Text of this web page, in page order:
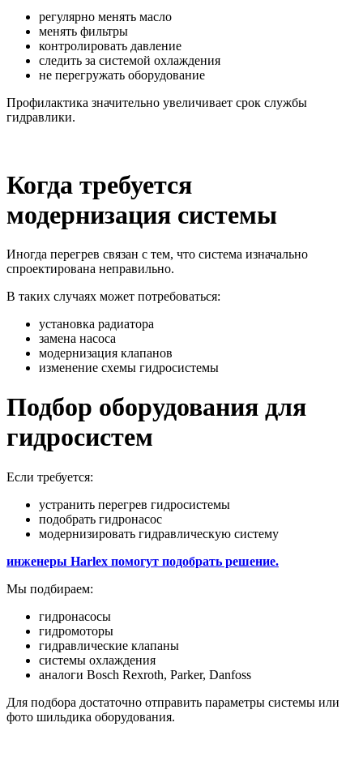
регулярно менять масло
менять фильтры
контролировать давление
следить за системой охлаждения
не перегружать оборудование
Профилактика значительно увеличивает срок службы
гидравлики.
Когда требуется
модернизация системы
Иногда перегрев связан с тем, что система изначально
спроектирована неправильно.
В таких случаях может потребоваться:
установка радиатора
замена насоса
модернизация клапанов
изменение схемы гидросистемы
Подбор оборудования для
гидросистем
Если требуется:
устранить перегрев гидросистемы
подобрать гидронасос
модернизировать гидравлическую систему
инженеры Harlex помогут подобрать решение.
Мы подбираем:
гидронасосы
гидромоторы
гидравлические клапаны
системы охлаждения
аналоги Bosch Rexroth, Parker, Danfoss
Для подбора достаточно отправить параметры системы или
фото шильдика оборудования.